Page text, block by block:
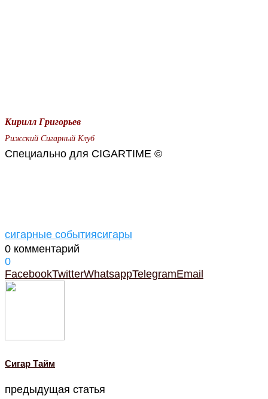
Кирилл Григорьев
Рижский Сигарный Клуб
Специально для CIGARTIME ©
сигарные событиясигары
0 комментарий
0
FacebookTwitterWhatsappTelegramEmail
Cигар Тайм
предыдущая статья